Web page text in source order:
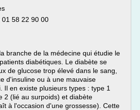
58 22 90 00
branche de la médecine qui étudie le
diabétiques. Le diabète se
de glucose trop élevé dans le sang,
d'insuline ou à une mauvaise
Il en existe plusieurs types : type 1
2 (lié au surpoids) et diabète
à l'occasion d'une grossesse). Cette